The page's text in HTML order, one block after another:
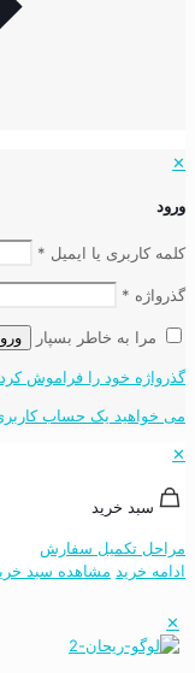
✕
ورود
کلمه کاربری یا ایمیل *
گذرواژه *
مرا به خاطر بسپار
گذرواژه خود را فراموش
می خواهید یک حساب کاربری
✕
سبد خرید
مراحل تکمیل سفارش
ادامه خرید مشاهده سبد
✕